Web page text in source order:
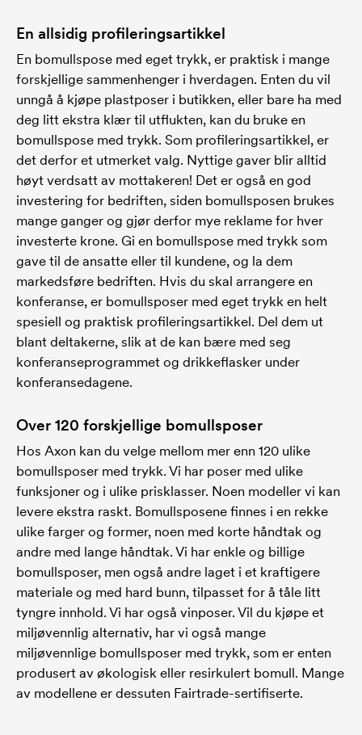
En allsidig profileringsartikkel
En bomullspose med eget trykk, er praktisk i mange
forskjellige sammenhenger i hverdagen. Enten du vil
unngå å kjøpe plastposer i butikken, eller bare ha med
deg litt ekstra klær til utflukten, kan du bruke en
bomullspose med trykk. Som profileringsartikkel, er
det derfor et utmerket valg. Nyttige gaver blir alltid
høyt verdsatt av mottakeren! Det er også en god
investering for bedriften, siden bomullsposen brukes
mange ganger og gjør derfor mye reklame for hver
investerte krone. Gi en bomullspose med trykk som
gave til de ansatte eller til kundene, og la dem
markedsføre bedriften. Hvis du skal arrangere en
konferanse, er bomullsposer med eget trykk en helt
spesiell og praktisk profileringsartikkel. Del dem ut
blant deltakerne, slik at de kan bære med seg
konferanseprogrammet og drikkeflasker under
konferansedagene.
Over 120 forskjellige bomullsposer
Hos Axon kan du velge mellom mer enn 120 ulike
bomullsposer med trykk. Vi har poser med ulike
funksjoner og i ulike prisklasser. Noen modeller vi kan
levere ekstra raskt. Bomullsposene finnes i en rekke
ulike farger og former, noen med korte håndtak og
andre med lange håndtak. Vi har enkle og billige
bomullsposer, men også andre laget i et kraftigere
materiale og med hard bunn, tilpasset for å tåle litt
tyngre innhold. Vi har også vinposer. Vil du kjøpe et
miljøvennlig alternativ, har vi også mange
miljøvennlige bomullsposer med trykk, som er enten
produsert av økologisk eller resirkulert bomull. Mange
av modellene er dessuten Fairtrade-sertifiserte.